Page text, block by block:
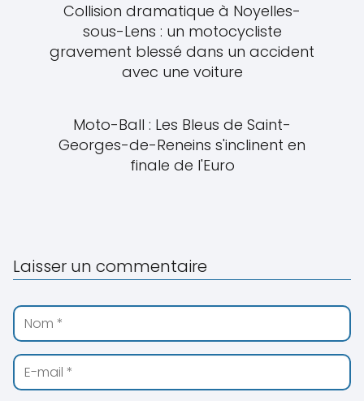
Collision dramatique à Noyelles-
sous-Lens : un motocycliste
gravement blessé dans un accident
avec une voiture
Moto-Ball : Les Bleus de Saint-
Georges-de-Reneins s'inclinent en
finale de l'Euro
Laisser un commentaire